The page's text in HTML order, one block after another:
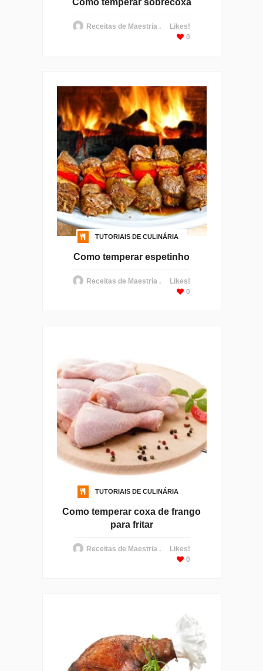
Como temperar sobrecoxa
Receitas de Maestria .
Likes!
0
TUTORIAIS DE CULINÁRIA
Como temperar espetinho
Receitas de Maestria .
Likes!
0
TUTORIAIS DE CULINÁRIA
Como temperar coxa de frango
para fritar
Receitas de Maestria .
Likes!
0